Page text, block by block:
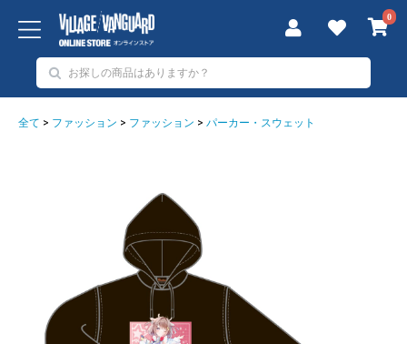
0
全て > ファッション > ファッション > パーカー・スウェット